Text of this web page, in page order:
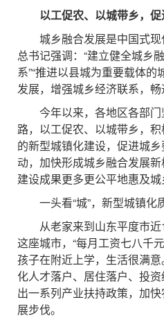
以工促农、以城带乡，
城乡融合发展是中国式现
总书记强调：“建立健全城乡
系”“推进以县城为重要载体
发展，增强城乡经济联系，畅
今年以来，各地区各部门
路，以工促农、以城带乡，
的新型城镇化建设，促进城
动，加快形成城乡融合发展
建设成果更多更公平地惠及城
一头看“城”，新型城镇化
从老家来到山东平度市近
这座城市，“每月工资七八千
孩子在附近上学，生活很满
化人才落户、居住落户、投
出一系列产业扶持政策，加
展步伐。